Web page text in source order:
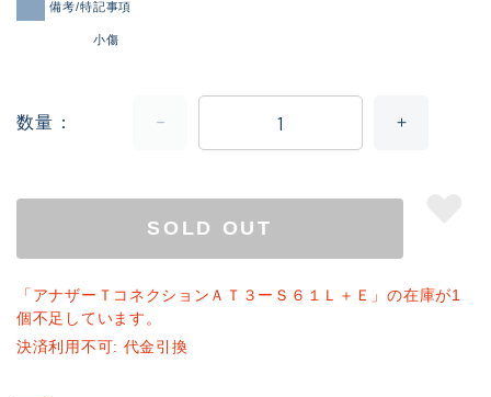
備考/特記事項
小傷
数量
SOLD OUT
「アナザーＴコネクションＡＴ３ーＳ６１Ｌ＋Ｅ」の在庫が1
個不足しています。
決済利用不可: 代金引換